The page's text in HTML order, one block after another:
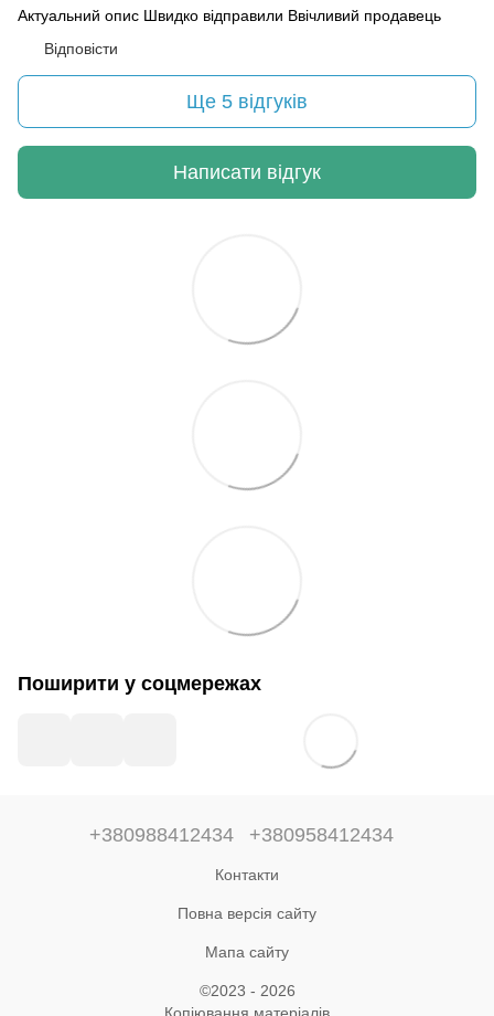
Актуальний опис Швидко відправили Ввічливий продавець
Відповісти
Ще 5 відгуків
Написати відгук
Поширити у соцмережах
+380988412434 +380958412434
Контакти
Повна версія сайту
Мапа сайту
©2023 - 2026